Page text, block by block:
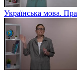
Українська мова.